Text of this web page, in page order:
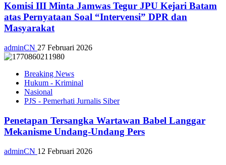
Komisi III Minta Jamwas Tegur JPU Kejari Batam
atas Pernyataan Soal “Intervensi” DPR dan
Masyarakat
adminCN 27 Februari 2026
Breaking News
Hukum - Kriminal
Nasional
PJS - Pemerhati Jurnalis Siber
Penetapan Tersangka Wartawan Babel Langgar
Mekanisme Undang-Undang Pers
adminCN 12 Februari 2026